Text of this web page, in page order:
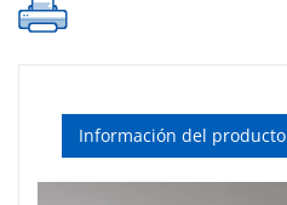
Información del producto